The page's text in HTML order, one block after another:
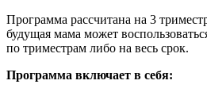
Программа рассчитана на 3
будущая мама может
по триместрам либо на весь срок.
Программа включает в себя: